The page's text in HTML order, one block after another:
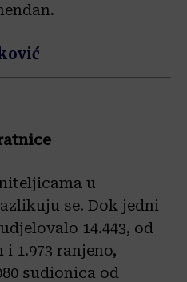
u
se. Dok jedni
14.443, od
1.973 ranjeno,
sudionica od